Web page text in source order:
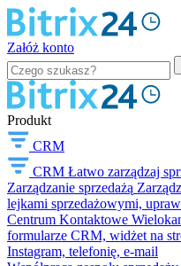
Załóż konto
Produkt
CRM
CRM Łatwo zarządzaj
Zarządzanie sprzedażą
lejkami sprzedażowymi,
Centrum Kontaktowe
formularze CRM, widżet na
Instagram, telefonię, e-mail